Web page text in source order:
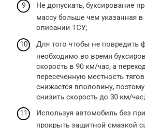
Не допускать, буксирование
массу больше чем указанная в
описании ТСУ;
Для того чтобы не повредить
необходимо во время
скорость в 90 км/час, а
пересеченную местность
снижается вполовину,
снизить скорость до 30 км/час;
Используя автомобиль без
прокрыть защитной смазкой